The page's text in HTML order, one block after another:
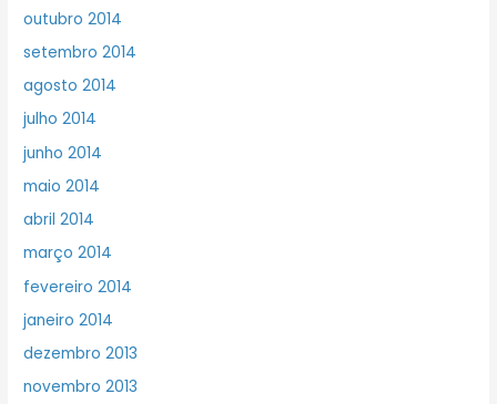
outubro 2014
setembro 2014
agosto 2014
julho 2014
junho 2014
maio 2014
abril 2014
março 2014
fevereiro 2014
janeiro 2014
dezembro 2013
novembro 2013